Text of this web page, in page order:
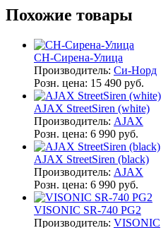
Похожие товары
СН-Сирена-Улица
Производитель: Си-Норд
Розн. цена: 15 490 руб.
AJAX StreetSiren (white)
Производитель: AJAX
Розн. цена: 6 990 руб.
AJAX StreetSiren (black)
Производитель: AJAX
Розн. цена: 6 990 руб.
VISONIC SR-740 PG2
Производитель: VISONIC